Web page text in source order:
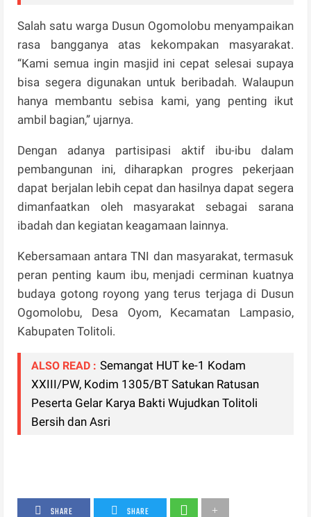
Salah satu warga Dusun Ogomolobu menyampaikan
rasa bangganya atas kekompakan masyarakat.
“Kami semua ingin masjid ini cepat selesai supaya
bisa segera digunakan untuk beribadah. Walaupun
hanya membantu sebisa kami, yang penting ikut
ambil bagian,” ujarnya.
Dengan adanya partisipasi aktif ibu-ibu dalam
pembangunan ini, diharapkan progres pekerjaan
dapat berjalan lebih cepat dan hasilnya dapat segera
dimanfaatkan oleh masyarakat sebagai sarana
ibadah dan kegiatan keagamaan lainnya.
Kebersamaan antara TNI dan masyarakat, termasuk
peran penting kaum ibu, menjadi cerminan kuatnya
budaya gotong royong yang terus terjaga di Dusun
Ogomolobu, Desa Oyom, Kecamatan Lampasio,
Kabupaten Tolitoli.
ALSO READ : Semangat HUT ke-1 Kodam
XXIII/PW, Kodim 1305/BT Satukan Ratusan
Peserta Gelar Karya Bakti Wujudkan Tolitoli
Bersih dan Asri
SHARE SHARE